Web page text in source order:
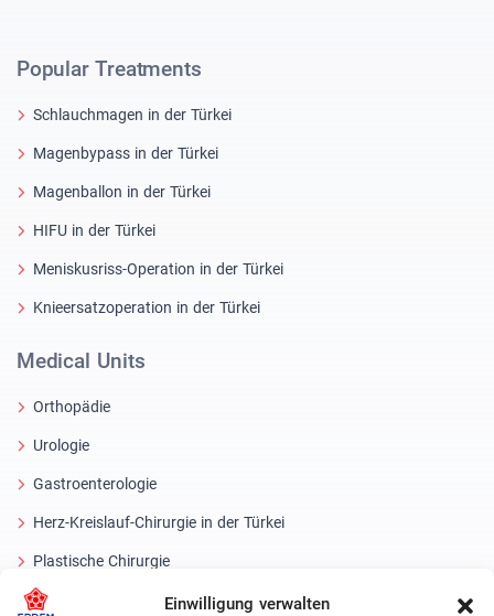
Einwilligung verwalten
Popular Treatments
Schlauchmagen in der Türkei
Magenbypass in der Türkei
Magenballon in der Türkei
HIFU in der Türkei
Meniskusriss-Operation in der Türkei
Knieersatzoperation in der Türkei
Medical Units
Orthopädie
Urologie
Gastroenterologie
Herz-Kreislauf-Chirurgie in der Türkei
Plastische Chirurgie
Haartransplantationsbehandlungen